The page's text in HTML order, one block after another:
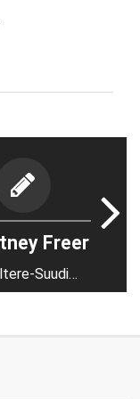
Freer
Suudi
dostluğu